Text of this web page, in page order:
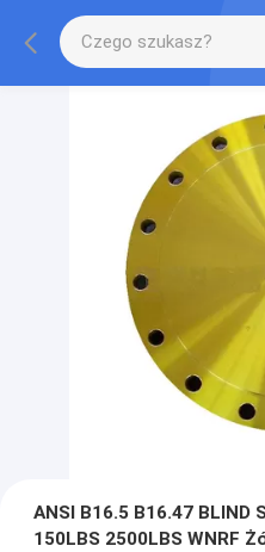
ANSI B16.5 B16.47 BLIND
150LBS 2500LBS WNRF